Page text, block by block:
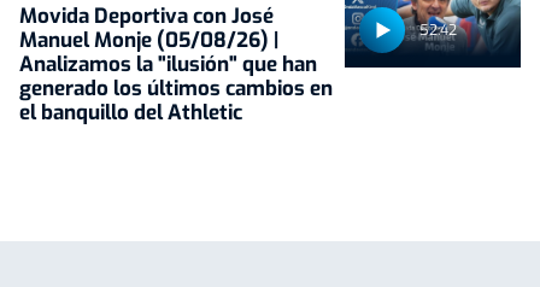
52:42
Movida Deportiva con José
Manuel Monje (05/08/26) |
Analizamos la "ilusión" que han
generado los últimos cambios en
el banquillo del Athletic